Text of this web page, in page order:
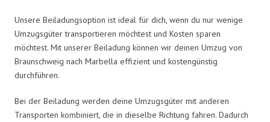
Unsere Beiladungsoption ist ideal für dich, wenn du nur wenige
Umzugsgüter transportieren möchtest und Kosten sparen
möchtest. Mit unserer Beiladung können wir deinen Umzug von
Braunschweig nach Marbella effizient und kostengünstig
durchführen.
Bei der Beiladung werden deine Umzugsgüter mit anderen
Transporten kombiniert, die in dieselbe Richtung fahren. Dadurch